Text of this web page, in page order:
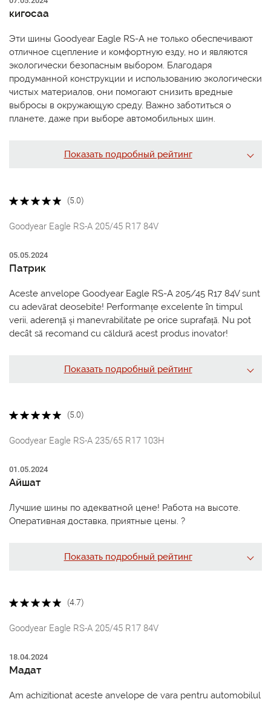
кигосаа
Эти шины Goodyear Eagle RS-A не только обеспечивают
отличное сцепление и комфортную езду, но и являются
экологически безопасным выбором. Благодаря
продуманной конструкции и использованию экологически
чистых материалов, они помогают снизить вредные
выбросы в окружающую среду. Важно заботиться о
планете, даже при выборе автомобильных шин.
Показать подробный рейтинг
(5.0)
Goodyear Eagle RS-A 205/45 R17 84V
05.05.2024
Патрик
Aceste anvelope Goodyear Eagle RS-A 205/45 R17 84V sunt
cu adevărat deosebite! Performanțe excelente în timpul
verii, aderență și manevrabilitate pe orice suprafață. Nu pot
decât să recomand cu căldură acest produs inovator!
Показать подробный рейтинг
(5.0)
Goodyear Eagle RS-A 235/65 R17 103H
01.05.2024
Айшат
Лучшие шины по адекватной цене! Работа на высоте.
Оперативная доставка, приятные цены. ?
Показать подробный рейтинг
(4.7)
Goodyear Eagle RS-A 205/45 R17 84V
18.04.2024
Мадат
Am achizitionat aceste anvelope de vara pentru automobilul